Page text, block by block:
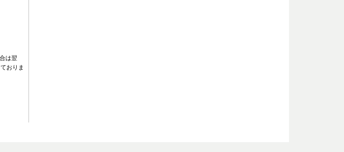
は翌
おりま